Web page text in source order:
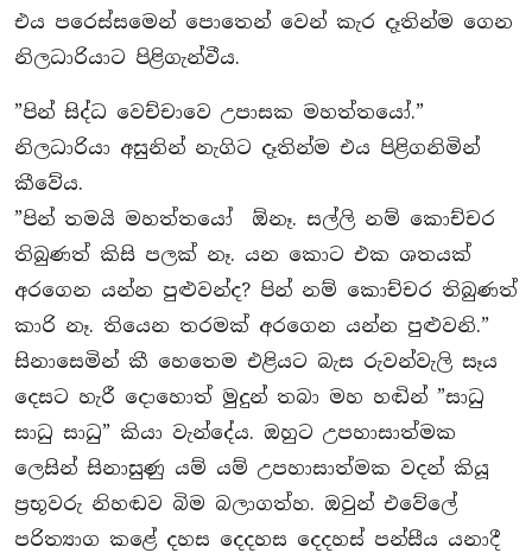
එය පරෙස්සමෙන් පොතෙන් වෙන් කැර දෑතින්ම ගෙන
නිලධාරියාට පිළිගැන්වීය.
”පින් සිද්ධ වෙච්චාවෙ උපාසක මහත්තයෝ.”
නිලධාරියා අසුනින් නැගිට දෑතින්ම එය පිළිගනිමින්
කීවේය.
”පින් තමයි මහත්තයෝ ඕනෑ. සල්ලි නම් කොච්චර
තිබුණත් කිසි පලක් නෑ. යන කොට එක ශතයක්
අරගෙන යන්න පුළුවන්ද? පින් නම් කොච්චර තිබුණත්
කාරි නෑ. තියෙන තරමක් අරගෙන යන්න පුළුවනි.”
සිනාසෙමින් කී හෙතෙම එළියට බැස රුවන්වැලි සෑය
දෙසට හැරී දොහොත් මුදුන් තබා මහ හඬින් ”සාධු
සාධු සාධු” කියා වැන්දේය. ඔහුට උපහාසාත්මක
ලෙසින් සිනාසුණු යම් යම් උපහාසාත්මක වදන් කියූ
ප‍්‍රභූවරු නිහඬව බිම බලාගත්හ. ඔවුන් එවේලේ
පරිත්‍යාග කළේ දහස දෙදහස දෙදහස් පන්සීය යනාදී